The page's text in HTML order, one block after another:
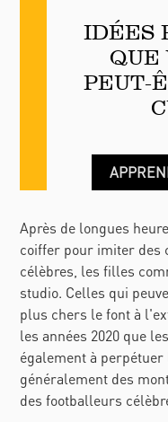
IDÉES
QUE
PEUT-
Après de longues
coiffer pour imiter des
célèbres, les filles
studio. Celles qui
plus chers le font à
les années 2020 que
également à
généralement des
des footballeurs